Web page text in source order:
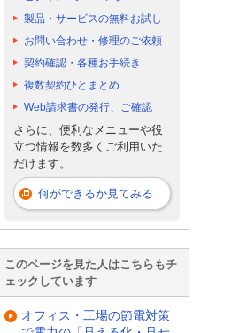
製品・サービスの無料お試し
お問い合わせ・修理のご依頼
契約確認・各種お手続き
複数契約ひとまとめ
Web請求書の発行、ご確認
さらに、便利なメニューや役
立つ情報を数多くご利用いた
だけます。
何ができるか見てみる
このページを見た人はこちらもチ
ェックしています
オフィス・工場の節電対策